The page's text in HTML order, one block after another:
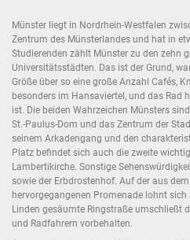
Münster liegt in Nordrhein-Westfalen
Zentrum des Münsterlandes und hat in
Studierenden zählt Münster zu den zehn
Universitätsstädten. Das ist der Grund,
Größe über so eine große Anzahl Cafés,
besonders im Hansaviertel, und das Rad
ist. Die beiden Wahrzeichen Münsters
St.-Paulus-Dom und das Zentrum der
seinem Arkadengang und den
Platz befindet sich auch die zweite
Lambertikirche. Sonstige
sowie der Erbdrostenhof. Auf der aus
hervorgegangenen Promenade lohnt
Linden gesäumte Ringstraße umschließt
und Radfahrern vorbehalten.